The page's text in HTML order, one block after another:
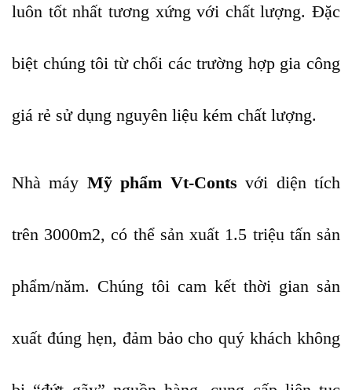
luôn tốt nhất tương xứng với chất lượng. Đặc
biệt chúng tôi từ chối các trường hợp gia công
giá rẻ sử dụng nguyên liệu kém chất lượng.
Nhà máy Mỹ phẩm Vt-Conts với diện tích
trên 3000m2, có thể sản xuất 1.5 triệu tấn sản
phẩm/năm. Chúng tôi cam kết thời gian sản
xuất đúng hẹn, đảm bảo cho quý khách không